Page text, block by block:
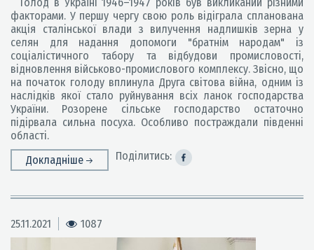
факторами. У першу чергу свою роль відіграла спланована
акція сталінської влади з вилучення надлишків зерна у
селян для надання допомоги "братнім народам" із
соціалістичного табору та відбудови промисловості,
відновлення військово-промислового комплексу. Звісно, що
на початок голоду вплинула Друга світова війна, одним із
наслідків якої стало руйнування всіх ланок господарства
України. Розорене сільське господарство остаточно
підірвала сильна посуха. Особливо постраждали південні
області.
Докладніше
Поділитись:
25.11.2021 1087